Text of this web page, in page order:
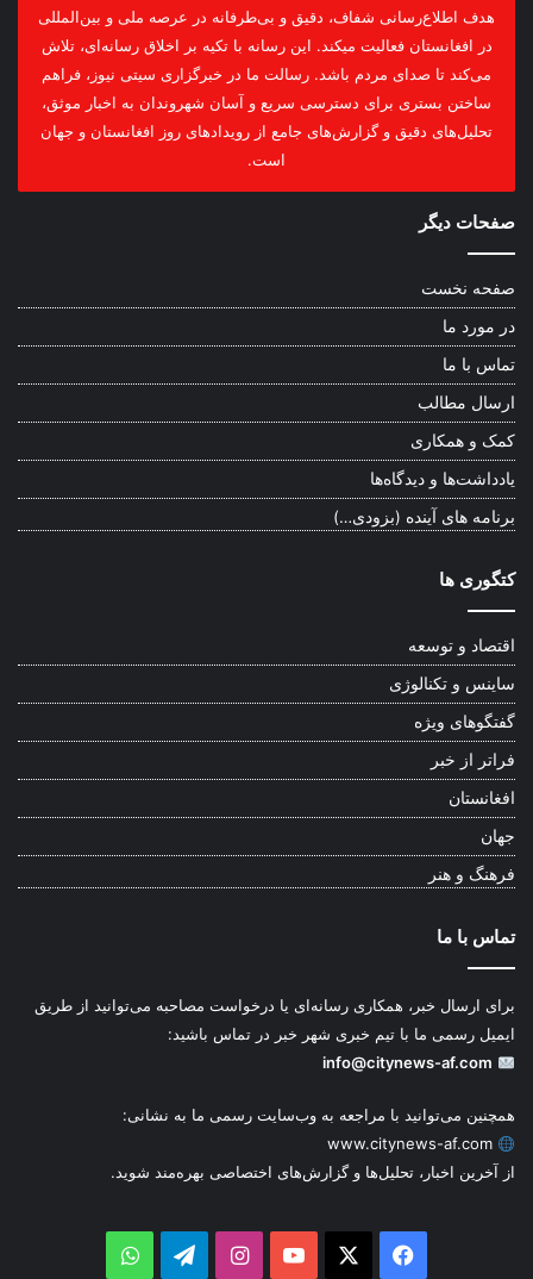
هدف اطلاع‌رسانی شفاف، دقیق و بی‌طرفانه در عرصه ملی و بین‌المللی
در افغانستان فعالیت میکند. این رسانه با تکیه بر اخلاق رسانه‌ای، تلاش
می‌کند تا صدای مردم باشد. رسالت ما در خبرگزاری سیتی نیوز، فراهم
ساختن بستری برای دسترسی سریع و آسان شهروندان به اخبار موثق،
تحلیل‌های دقیق و گزارش‌های جامع از رویدادهای روز افغانستان و جهان
است.
صفحات دیگر
صفحه نخست
در مورد ما
تماس با ما
ارسال مطالب
کمک و همکاری
یادداشت‌ها و دیدگاه‌ها
برنامه های آینده (بزودی…)
کتگوری ها
اقتصاد و توسعه
ساینس و تکنالوژی
گفتگوهای ویژه
فراتر از خبر
افغانستان
جهان
فرهنگ و هنر
تماس با ما
برای ارسال خبر، همکاری رسانه‌ای یا درخواست مصاحبه می‌توانید از طریق
ایمیل رسمی ما با تیم خبری شهر خبر در تماس باشید:
info@citynews-af.com
همچنین می‌توانید با مراجعه به وب‌سایت رسمی ما به نشانی:
www.citynews-af.com
از آخرین اخبار، تحلیل‌ها و گزارش‌های اختصاصی بهره‌مند شوید.
Facebook
YouTube
Instagram
Telegram
WhatsApp